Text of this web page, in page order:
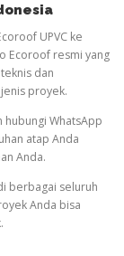
UPVC ke
Ecoroof resmi yang
dan
proyek.
WhatsApp
atap Anda
Anda.
berbagai seluruh
Anda bisa